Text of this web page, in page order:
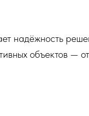
надёжность
объектов —